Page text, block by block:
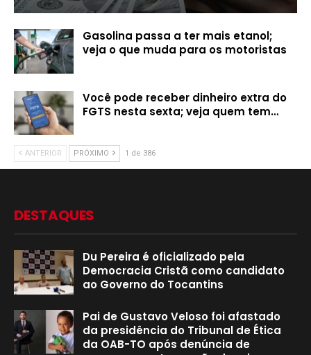
Gasolina passa a ter mais etanol;
veja o que muda para os motoristas
Você pode receber dinheiro extra do
FGTS nesta sexta; veja quem tem…
ANTERIOR PRÓXIMO 1 de 386
DESTAQUES
Du Pereira é oficializado pela
Democracia Cristã como candidato
ao Governo do Tocantins
Pai de Gustavo Veloso foi afastado
da presidência do Tribunal de Ética
da OAB-TO após denúncia de